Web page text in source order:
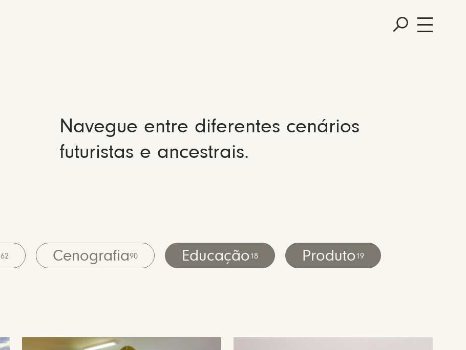
Navegue entre diferentes cenários
futuristas e ancestrais.
62 Cenografia90 Educação18 Produto19